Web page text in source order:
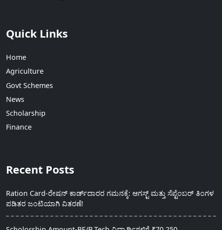
Quick Links
Home
Agriculture
Govt Schemes
News
Scholarship
Finance
Recent Posts
Ration Card-ರೇಷನ್ ಕಾರ್ಡ್‍ದಾರರ ಗಮನಕ್ಕೆ: ಆಗಸ್ಟ್ ಮತ್ತು ಸೆಪ್ಟೆಂಬರ್ ತಿಂಗಳ
ಪಡಿತರ ಜಂಟಿಯಾಗಿ ವಿತರಣೆ!